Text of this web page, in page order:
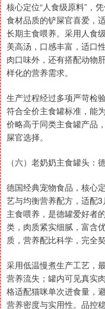
核心定位“人食级原料”，
食材品质的铲屎官喜爱，
长期主食喂养。采用人食
美高汤，口感丰富，适口
肉口味外，还有搭配动物
样化的营养需求。
生产过程经过多项严苛检
符合全价主食罐标准，能
价略高于同类主食罐产品
屎官选择。
（六）老奶奶主食罐头：
德国经典宠物食品，核心
艺与均衡营养配方，适配
主食喂养，是德罐爱好者
类，肉质紧实细腻，富含
质，营养配比科学，完全
采用低温慢煮生产工艺，
营养流失；罐内可见真实
格适配猫咪单次进食量，
营养密度与实用性。品控